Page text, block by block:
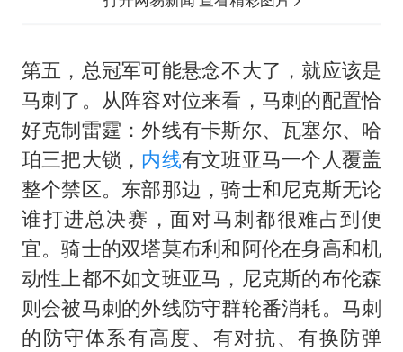
第五，总冠军可能悬念不大了，就应该是
马刺了。从阵容对位来看，马刺的配置恰
好克制雷霆：外线有卡斯尔、瓦塞尔、哈
珀三把大锁， 内线有文班亚马一个人覆盖
整个禁区。东部那边，骑士和尼克斯无论
谁打进总决赛，面对马刺都很难占到便
宜。骑士的双塔莫布利和阿伦在身高和机
动性上都不如文班亚马，尼克斯的布伦森
则会被马刺的外线防守群轮番消耗。马刺
的防守体系有高度、有对抗、有换防弹